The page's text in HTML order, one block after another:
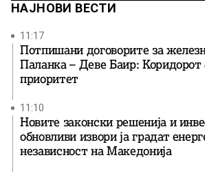
НАЈНОВИ ВЕСТИ
11:17
Потпишани договорите за
Паланка – Деве Баир: Коридорот
приоритет
11:10
Новите законски решенија и
обновливи извори ја градат
независност на Македонија